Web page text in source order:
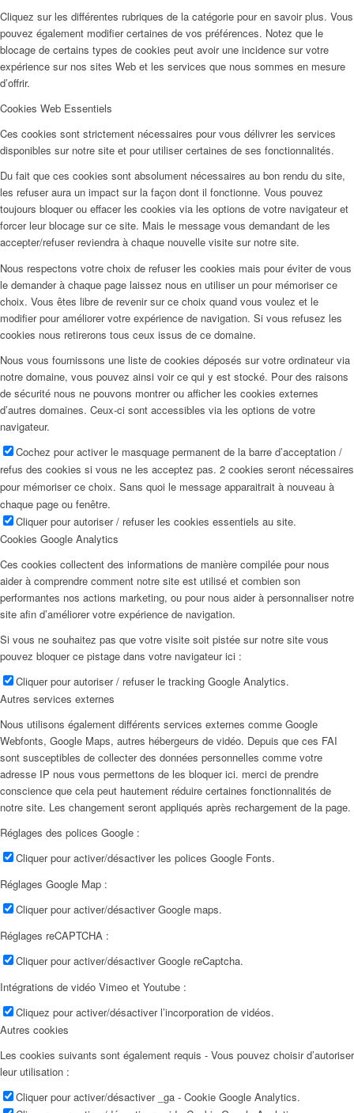
Cliquez sur les différentes rubriques de la catégorie pour en savoir plus. Vous
pouvez également modifier certaines de vos préférences. Notez que le
blocage de certains types de cookies peut avoir une incidence sur votre
expérience sur nos sites Web et les services que nous sommes en mesure
d’offrir.
Cookies Web Essentiels
Ces cookies sont strictement nécessaires pour vous délivrer les services
disponibles sur notre site et pour utiliser certaines de ses fonctionnalités.
Du fait que ces cookies sont absolument nécessaires au bon rendu du site,
les refuser aura un impact sur la façon dont il fonctionne. Vous pouvez
toujours bloquer ou effacer les cookies via les options de votre navigateur et
forcer leur blocage sur ce site. Mais le message vous demandant de les
accepter/refuser reviendra à chaque nouvelle visite sur notre site.
Nous respectons votre choix de refuser les cookies mais pour éviter de vous
le demander à chaque page laissez nous en utiliser un pour mémoriser ce
choix. Vous êtes libre de revenir sur ce choix quand vous voulez et le
modifier pour améliorer votre expérience de navigation. Si vous refusez les
cookies nous retirerons tous ceux issus de ce domaine.
Nous vous fournissons une liste de cookies déposés sur votre ordinateur via
notre domaine, vous pouvez ainsi voir ce qui y est stocké. Pour des raisons
de sécurité nous ne pouvons montrer ou afficher les cookies externes
d’autres domaines. Ceux-ci sont accessibles via les options de votre
navigateur.
Cochez pour activer le masquage permanent de la barre d’acceptation /
refus des cookies si vous ne les acceptez pas. 2 cookies seront nécessaires
pour mémoriser ce choix. Sans quoi le message apparaitrait à nouveau à
chaque page ou fenêtre.
Cliquer pour autoriser / refuser les cookies essentiels au site.
Cookies Google Analytics
Ces cookies collectent des informations de manière compilée pour nous
aider à comprendre comment notre site est utilisé et combien son
performantes nos actions marketing, ou pour nous aider à personnaliser notre
site afin d’améliorer votre expérience de navigation.
Si vous ne souhaitez pas que votre visite soit pistée sur notre site vous
pouvez bloquer ce pistage dans votre navigateur ici :
Cliquer pour autoriser / refuser le tracking Google Analytics.
Autres services externes
Nous utilisons également différents services externes comme Google
Webfonts, Google Maps, autres hébergeurs de vidéo. Depuis que ces FAI
sont susceptibles de collecter des données personnelles comme votre
adresse IP nous vous permettons de les bloquer ici. merci de prendre
conscience que cela peut hautement réduire certaines fonctionnalités de
notre site. Les changement seront appliqués après rechargement de la page.
Réglages des polices Google :
Cliquer pour activer/désactiver les polices Google Fonts.
Réglages Google Map :
Cliquer pour activer/désactiver Google maps.
Réglages reCAPTCHA :
Cliquer pour activer/désactiver Google reCaptcha.
Intégrations de vidéo Vimeo et Youtube :
Cliquez pour activer/désactiver l’incorporation de vidéos.
Autres cookies
Les cookies suivants sont également requis - Vous pouvez choisir d’autoriser
leur utilisation :
Cliquer pour activer/désactiver _ga - Cookie Google Analytics.